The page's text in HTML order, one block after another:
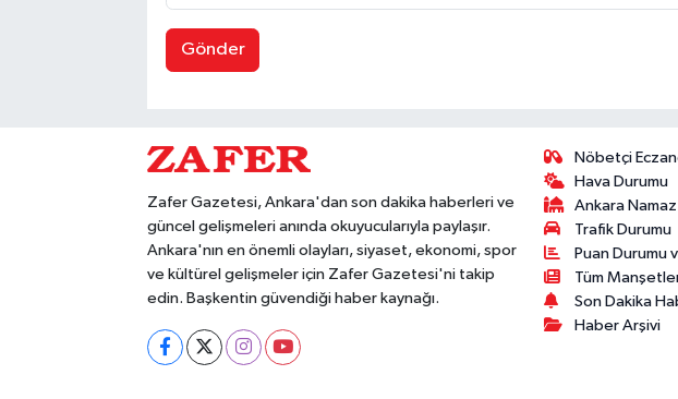
Gönder
Zafer Gazetesi, Ankara'dan son dakika haberleri ve
güncel gelişmeleri anında okuyucularıyla paylaşır.
Ankara'nın en önemli olayları, siyaset, ekonomi, spor
ve kültürel gelişmeler için Zafer Gazetesi'ni takip
edin. Başkentin güvendiği haber kaynağı.
Nöbetçi
Hava Durumu
Ankara
Trafik Durumu
Puan Durumu
Tüm
Son Dakika
Haber Arşivi